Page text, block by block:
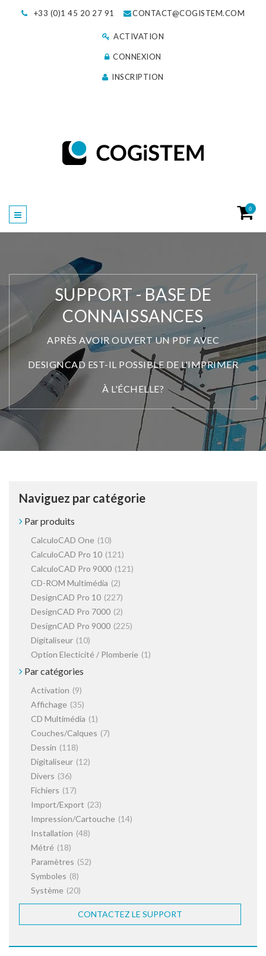
+33 (0)1 45 20 27 91 CONTACT@COGISTEM.COM
ACTIVATION
CONNEXION
INSCRIPTION
0
SUPPORT - BASE DE
CONNAISSANCES
APRÈS AVOIR OUVERT UN PDF AVEC
DESIGNCAD EST-IL POSSIBLE DE L'IMPRIMER
À L'ÉCHELLE?
Naviguez par catégorie
Par produits
CalculoCAD One (10)
CalculoCAD Pro 10 (121)
CalculoCAD Pro 9000 (121)
CD-ROM Multimédia (2)
DesignCAD Pro 10 (227)
DesignCAD Pro 7000 (2)
DesignCAD Pro 9000 (225)
Digitaliseur (10)
Option Electicité / Plomberie (1)
Par catégories
Activation (9)
Affichage (35)
CD Multimédia (1)
Couches/Calques (7)
Dessin (118)
Digitaliseur (12)
Divers (36)
Fichiers (17)
Import/Export (23)
Impression/Cartouche (14)
Installation (48)
Métré (18)
Paramètres (52)
Symboles (8)
Système (20)
CONTACTEZ LE SUPPORT